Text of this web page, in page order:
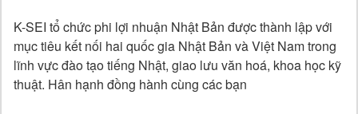
K-SEI tổ chức phi lợi nhuận Nhật Bản được thành lập với
mục tiêu kết nối hai quốc gia Nhật Bản và Việt Nam trong
lĩnh vực đào tạo tiếng Nhật, giao lưu văn hoá, khoa học kỹ
thuật. Hân hạnh đồng hành cùng các bạn